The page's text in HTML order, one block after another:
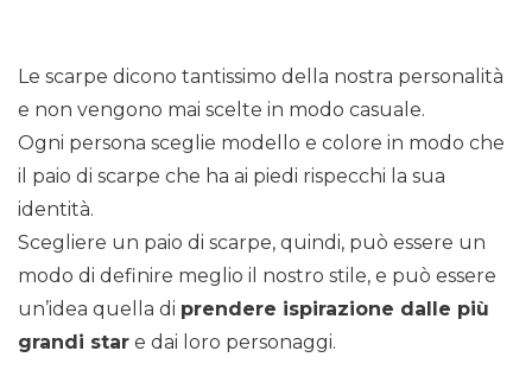
Le scarpe dicono tantissimo della nostra personalità
e non vengono mai scelte in modo casuale.
Ogni persona sceglie modello e colore in modo che
il paio di scarpe che ha ai piedi rispecchi la sua
identità.
Scegliere un paio di scarpe, quindi, può essere un
modo di definire meglio il nostro stile, e può essere
un’idea quella di prendere ispirazione dalle più
grandi star e dai loro personaggi.